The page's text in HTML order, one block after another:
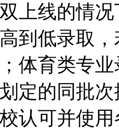
上线的情
到低录取
体育类专
定的同批
认可并使